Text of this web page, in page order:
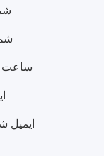
ساعت